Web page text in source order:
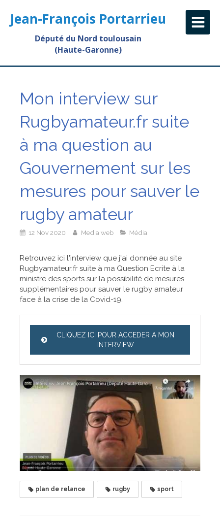
Jean-François Portarrieu
Député du Nord toulousain
(Haute-Garonne)
Mon interview sur
Rugbyamateur.fr suite
à ma question au
Gouvernement sur les
mesures pour sauver le
rugby amateur
12 Nov 2020 Media web Média
Retrouvez ici l'interview que j'ai donnée au site
Rugbyamateur.fr suite à ma Question Ecrite à la
ministre des sports sur la possibilité de mesures
supplémentaires pour sauver le rugby amateur
face à la crise de la Covid-19.
CLIQUEZ ICI POUR ACCEDER A MON
INTERVIEW
plan de relance rugby sport